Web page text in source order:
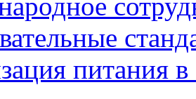
питания в